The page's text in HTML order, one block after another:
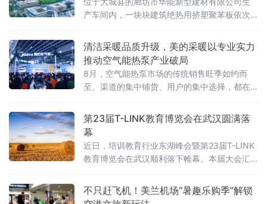
产车间内，一块块建筑绝热用挤塑聚苯板依次
集采目录的保温建材企业，华能公司已有挤塑
制品、模塑制品等5款产品稳定供应雄安新区，
五年来销量年均增长20%以上。
清洁采暖品质升级，美的采暖以专业实力
推动空气能热泵产业破局
8月，空气能热泵市场的传统销售旺季如约而
至。渠道的集中铺货、用户的集中选择，都在
暖接连推出美的真暖MAX空气能中央空调、美
的雪焰MAX空气能中央空调两款新品，引发市
场热议。
第23届T-LINK教育博览会在武汉圆满落
幕
近日，培训教育行业东湖峰会暨第23届T-LINK
教育博览会在武汉顺利落下帷幕。本届大会汇
来自全国各地的千余名教育领域管理者、创业
者齐聚江城，围绕“AI赋能下民办教育培训行业
不只赶飞机！美兰机场“暑趣乐购季”解锁